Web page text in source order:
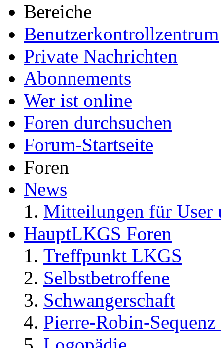
Bereiche
Benutzerkontrollzentrum
Private Nachrichten
Abonnements
Wer ist online
Foren durchsuchen
Forum-Startseite
Foren
News
Mitteilungen für User
HauptLKGS Foren
Treffpunkt LKGS
Selbstbetroffene
Schwangerschaft
Pierre-Robin-